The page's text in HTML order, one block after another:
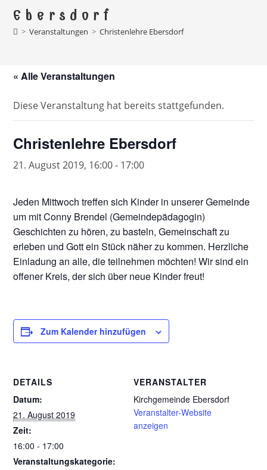
Ebersdorf
> Veranstaltungen > Christenlehre Ebersdorf
« Alle Veranstaltungen
Diese Veranstaltung hat bereits stattgefunden.
Christenlehre Ebersdorf
21. August 2019, 16:00- 17:00
Jeden Mittwoch treffen sich Kinder in unserer Gemeinde
um mit Conny Brendel (Gemeindepädagogin)
Geschichten zu hören, zu basteln, Gemeinschaft zu
erleben und Gott ein Stück näher zu kommen. Herzliche
Einladung an alle, die teilnehmen möchten! Wir sind ein
offener Kreis, der sich über neue Kinder freut!
Zum Kalender hinzufügen
DETAILS
Datum:
21. August 2019
Zeit:
16:00 - 17:00
Veranstaltungskategorie:
VERANSTALTER
Kirchgemeinde Ebersdorf
Veranstalter-Website
anzeigen